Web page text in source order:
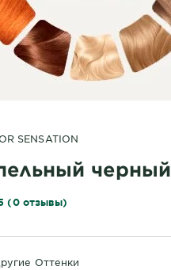
SENSATION
черный
(0 отзывы)
Оттенки